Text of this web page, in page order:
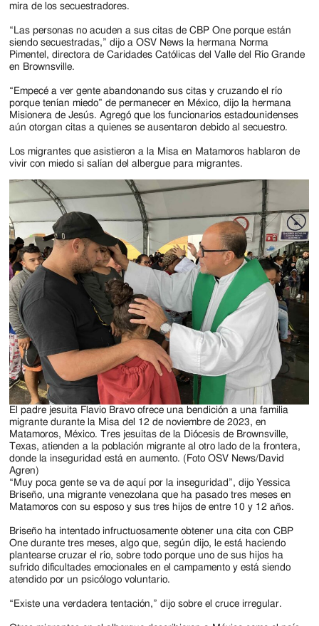
mira de los secuestradores.
“Las personas no acuden a sus citas de CBP One porque están
siendo secuestradas,” dijo a OSV News la hermana Norma
Pimentel, directora de Caridades Católicas del Valle del Río Grande
en Brownsville.
“Empecé a ver gente abandonando sus citas y cruzando el río
porque tenían miedo” de permanecer en México, dijo la hermana
Misionera de Jesús. Agregó que los funcionarios estadounidenses
aún otorgan citas a quienes se ausentaron debido al secuestro.
Los migrantes que asistieron a la Misa en Matamoros hablaron de
vivir con miedo si salían del albergue para migrantes.
El padre jesuita Flavio Bravo ofrece una bendición a una familia
migrante durante la Misa del 12 de noviembre de 2023, en
Matamoros, México. Tres jesuitas de la Diócesis de Brownsville,
Texas, atienden a la población migrante al otro lado de la frontera,
donde la inseguridad está en aumento. (Foto OSV News/David
Agren)
“Muy poca gente se va de aquí por la inseguridad”, dijo Yessica
Briseño, una migrante venezolana que ha pasado tres meses en
Matamoros con su esposo y sus tres hijos de entre 10 y 12 años.
Briseño ha intentado infructuosamente obtener una cita con CBP
One durante tres meses, algo que, según dijo, le está haciendo
plantearse cruzar el río, sobre todo porque uno de sus hijos ha
sufrido dificultades emocionales en el campamento y está siendo
atendido por un psicólogo voluntario.
“Existe una verdadera tentación,” dijo sobre el cruce irregular.